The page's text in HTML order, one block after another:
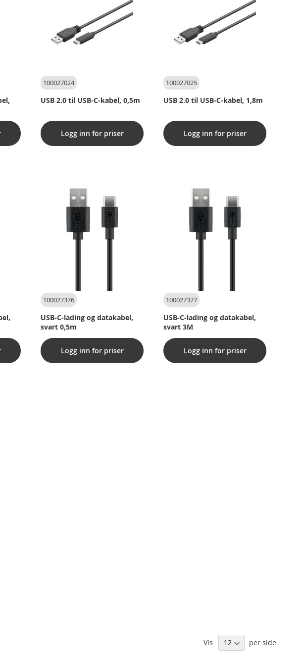
100027024
USB 2.0 til USB-C-kabel, 0,5m
Logg inn for priser
100027025
USB 2.0 til USB-C-kabel, 1,8m
Logg inn for priser
100027376
USB-C-lading og datakabel,
svart 0,5m
Logg inn for priser
100027377
USB-C-lading og datakabel,
svart 3M
Logg inn for priser
Vis per side